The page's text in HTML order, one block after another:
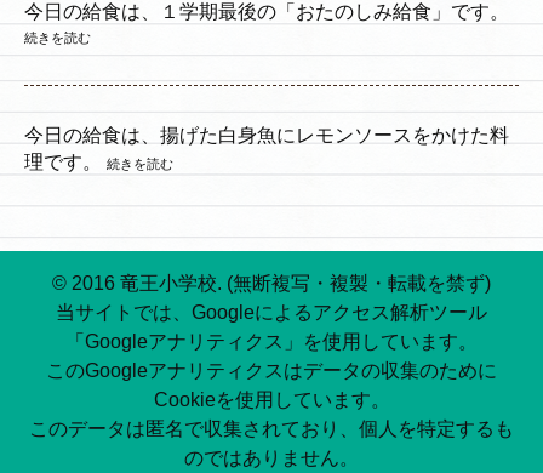
今日の給食は、１学期最後の「おたのしみ給食」です。
続きを読む
今日の給食は、揚げた白身魚にレモンソースをかけた料
理です。
続きを読む
© 2016 竜王小学校. (無断複写・複製・転載を禁ず)
当サイトでは、Googleによるアクセス解析ツール
「Googleアナリティクス」を使用しています。
このGoogleアナリティクスはデータの収集のために
Cookieを使用しています。
このデータは匿名で収集されており、個人を特定するも
のではありません。